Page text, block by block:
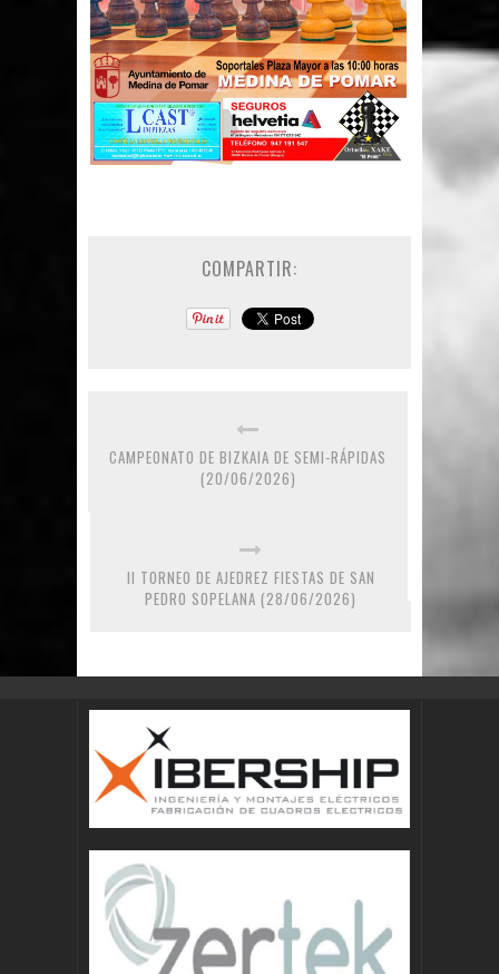
COMPARTIR:
CAMPEONATO DE BIZKAIA DE SEMI-RÁPIDAS
(20/06/2026)
II TORNEO DE AJEDREZ FIESTAS DE SAN
PEDRO SOPELANA (28/06/2026)